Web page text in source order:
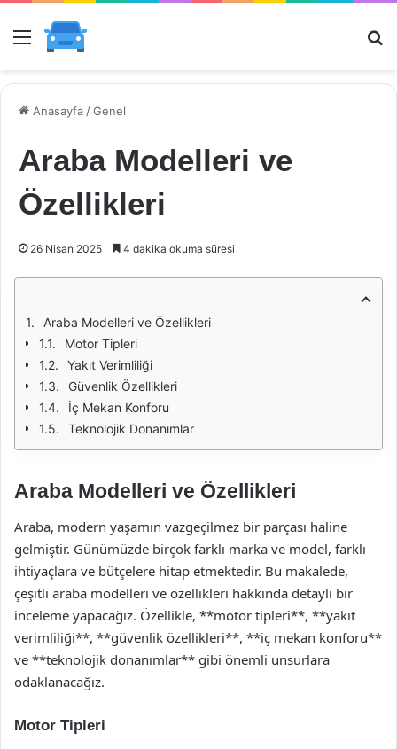
Menü
Anasayfa /Genel
Araba Modelleri ve
Özellikleri
26 Nisan 2025 4 dakika okuma süresi
Araba Modelleri ve Özellikleri
Motor Tipleri
Yakıt Verimliliği
Güvenlik Özellikleri
İç Mekan Konforu
Teknolojik Donanımlar
Araba Modelleri ve Özellikleri
Araba, modern yaşamın vazgeçilmez bir parçası haline
gelmiştir. Günümüzde birçok farklı marka ve model, farklı
ihtiyaçlara ve bütçelere hitap etmektedir. Bu makalede,
çeşitli araba modelleri ve özellikleri hakkında detaylı bir
inceleme yapacağız. Özellikle, **motor tipleri**, **yakıt
verimliliği**, **güvenlik özellikleri**, **iç mekan konforu**
ve **teknolojik donanımlar** gibi önemli unsurlara
odaklanacağız.
Motor Tipleri